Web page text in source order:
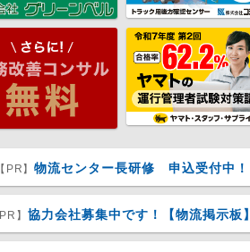
PR】物流センター長研修 申込受付中！
】 協力会社募集中です！【物流掲示板】